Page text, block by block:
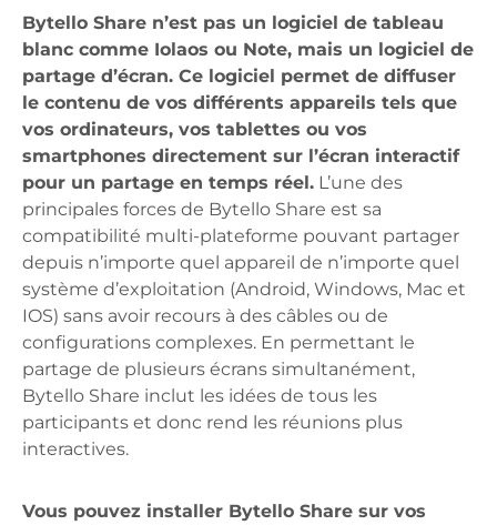
Bytello Share n’est pas un logiciel de tableau
blanc comme Iolaos ou Note, mais un logiciel de
partage d’écran. Ce logiciel permet de diffuser
le contenu de vos différents appareils tels que
vos ordinateurs, vos tablettes ou vos
smartphones directement sur l’écran interactif
pour un partage en temps réel. L’une des
principales forces de Bytello Share est sa
compatibilité multi-plateforme pouvant partager
depuis n’importe quel appareil de n’importe quel
système d’exploitation (Android, Windows, Mac et
IOS) sans avoir recours à des câbles ou de
configurations complexes. En permettant le
partage de plusieurs écrans simultanément,
Bytello Share inclut les idées de tous les
participants et donc rend les réunions plus
interactives.
Vous pouvez installer Bytello Share sur vos